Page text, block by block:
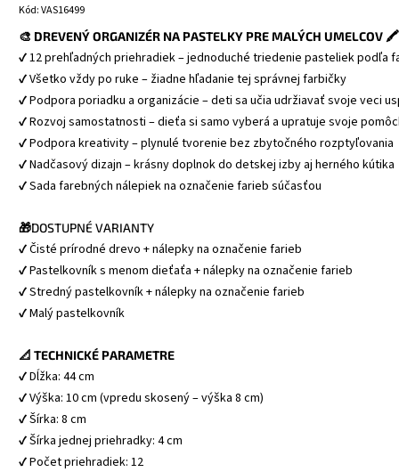
Kód:VAS16499
🎨 DREVENÝ ORGANIZÉR NA PASTELKY PRE MALÝCH UMELCOV 🖍️
✔ 12 prehľadných priehradiek – jednoduché triedenie pasteliek podľa
✔ Všetko vždy po ruke – žiadne hľadanie tej správnej farbičky
✔ Podpora poriadku a organizácie – deti sa učia udržiavať svoje veci
✔ Rozvoj samostatnosti – dieťa si samo vyberá a upratuje svoje
✔ Podpora kreativity – plynulé tvorenie bez zbytočného rozptyľovania
✔ Nadčasový dizajn – krásny doplnok do detskej izby aj herného kútika
🎁DOSTUPNÉ VARIANTY
✔ Čisté prírodné drevo + nálepky na označenie farieb
✔ Pastelkovník s menom dieťaťa + nálepky na označenie farieb
✔ Stredný pastelkovník + nálepky na označenie farieb
📐 TECHNICKÉ PARAMETRE
✔ Dĺžka: 44 cm
✔ Výška: 10 cm (vpredu skosený – výška 8 cm)
✔ Šírka: 8 cm
✔ Šírka jednej priehradky: 4 cm
✔ Počet priehradiek: 12